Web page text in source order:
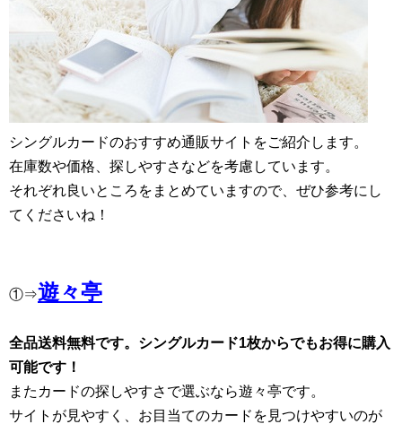
シングルカードのおすすめ通販サイトをご紹介します。
在庫数や価格、探しやすさなどを考慮しています。
それぞれ良いところをまとめていますので、ぜひ参考にし
てくださいね！
①⇒遊々亭
全品送料無料です。シングルカード1枚からでもお得に購入
可能です！
またカードの探しやすさで選ぶなら遊々亭です。
サイトが見やすく、お目当てのカードを見つけやすいのが